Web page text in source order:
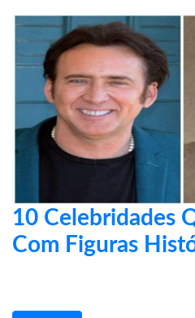
10 Celebridades
Com Figuras